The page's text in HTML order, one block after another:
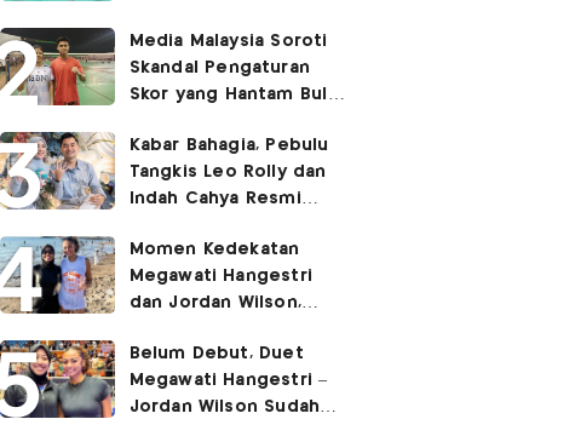
Dapat Bye
Media Malaysia Soroti
Skandal Pengaturan
Skor yang Hantam Bulu
Libatkan Jafar/Felisha!
Kabar Bahagia, Pebulu
Tangkis Leo Rolly dan
Indah Cahya Resmi
Momen Kedekatan
Megawati Hangestri
dan Jordan Wilson,
Hillstate di Pantai!
Belum Debut, Duet
Megawati Hangestri –
Jordan Wilson Sudah